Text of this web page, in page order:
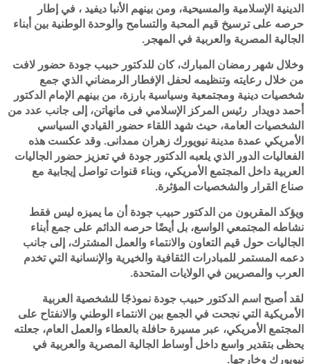
الدينية الإسلامية والمسيحية، ومن بينهم الأنبا ديفيد ، في إطار
حرصه على ترسيخ قيم المحبة والتسامح والوحدة الوطنية بين أبناء
الجالية المصرية والعربية في المهجر.
وخلال شهر رمضان المبارك، كان للدكتور حبيب جودة حضور لافت
من خلال رعايته وتنظيمه لحفل الإفطار الرمضاني الذي جمع
شخصيات دينية ومجتمعية وسياسية بارزة، من بينهم الإمام الدكتور
أحمد دويدار رئيس المركز الإسلامي فى مانهاتن، إلى جانب عدد من
الشخصيات العامة، حيث شهد اللقاء حضور القيادي السياسي
الأمريكي عمدة مدينة نيويورك زهران ممدانى. وقد عكست هذه
الفعاليات الدور الذي يلعبه الدكتور جودة في تعزيز حضور الجاليات
العربية داخل المجتمع الأمريكي، وبناء قنوات تواصل إيجابية مع
صناع القرار والشخصيات المؤثرة.
ويؤكد المقربون من الدكتور حبيب جودة أن ما يميزه ليس فقط
نشاطه المجتمعي الواسع، بل أيضًا حرصه الدائم على جمع أبناء
الجاليات حول قيم التعاون والانتماء والعمل المشترك، إلى جانب
دعمه المستمر للمبادرات الثقافية والخيرية والإنسانية التي تخدم
العرب والمصريين في الولايات المتحدة.
لقد أصبح اسم الدكتور حبيب جودة نموذجًا للشخصية العربية
الأمريكية التي نجحت في الجمع بين الانتماء الوطني والانفتاح على
المجتمع الأمريكي، عبر مسيرة حافلة بالعطاء والعمل العام، جعلته
يحظى بتقدير واسع داخل أوساط الجالية المصرية والعربية في
نيويورك وخارجها.